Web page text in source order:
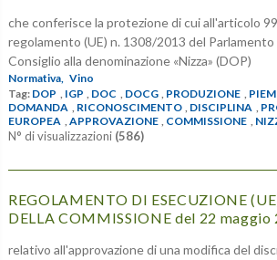
che conferisce la protezione di cui all'articolo
regolamento (UE) n. 1308/2013 del
Consiglio alla denominazione «Nizza» (DOP)
Normativa, Vino
Tag: DOP IGP DOC DOCG PRODUZIONE
DOMANDA
RICONOSCIMENTO DISCIPLINA
EUROPEA
APPROVAZIONE COMMISSIONE
N° di visualizzazioni (586)
REGOLAMENTO DI ESECUZIONE
DELLA COMMISSIONE del 22 maggio
relativo all'approvazione di una modifica del